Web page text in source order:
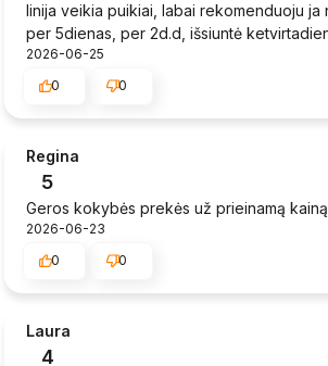
linija veikia puikiai, labai rekomenduoju ja
per 5dienas, per 2d.d, išsiuntė
2026-06-25
0
0
Regina
5
Geros kokybės prekės už prieinamą
2026-06-23
0
0
Laura
4